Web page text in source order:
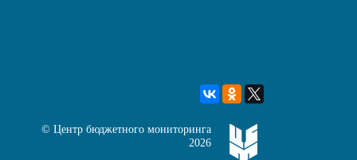
© Центр бюджетного мониторинга
2026